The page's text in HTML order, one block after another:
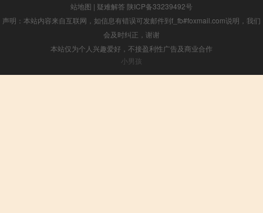
站地图 | 疑难解答 陕ICP备33239492号
声明：本站内容来自互联网，如信息有错误可发邮件到f_fb#foxmail.com说明，我们
会及时纠正，谢谢
本站仅为个人兴趣爱好，不接盈利性广告及商业合作
小男孩